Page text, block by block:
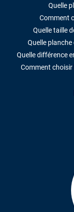
Quelle
Comment
Quelle taille
Quelle
Quelle différence
Comment choisir